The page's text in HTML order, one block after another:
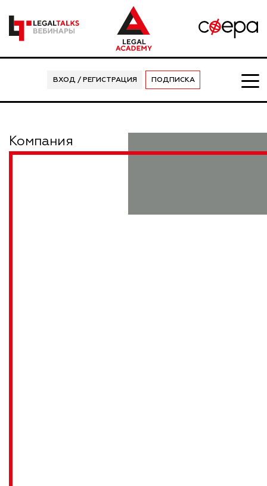
ВХОД / РЕГИСТРАЦИЯ ПОДПИСКА
Компания